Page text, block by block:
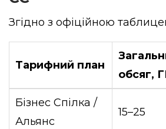
Згідно з офіційною
Тарифний план
обсяг,
Бізнес Спілка /
Альянс
15–25